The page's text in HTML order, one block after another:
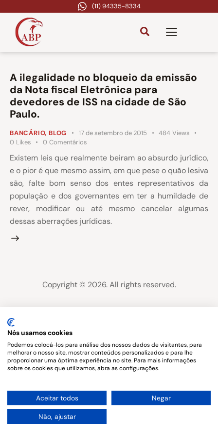
(11) 94335-8334
A ilegalidade no bloqueio da emissão
da Nota fiscal Eletrônica para
devedores de ISS na cidade de São
Paulo.
BANCÁRIO, BLOG 17 de setembro de 2015 484 Views
0 Likes 0 Comentários
Existem leis que realmente beiram ao absurdo jurídico,
e o pior é que mesmo assim, em que pese o quão lesiva
são, falte bom senso dos entes representativos da
população e dos governantes em ter a humildade de
rever, modificar ou até mesmo cancelar algumas
dessas aberrações jurídicas.
Copyright © 2026. All rights reserved.
Nós usamos cookies
Podemos colocá-los para análise dos nossos dados de visitantes, para
melhorar o nosso site, mostrar conteúdos personalizados e para lhe
proporcionar uma óptima experiência no site. Para mais informações
sobre os cookies que utilizamos, abra as configurações.
Aceitar todos Negar
Não, ajustar